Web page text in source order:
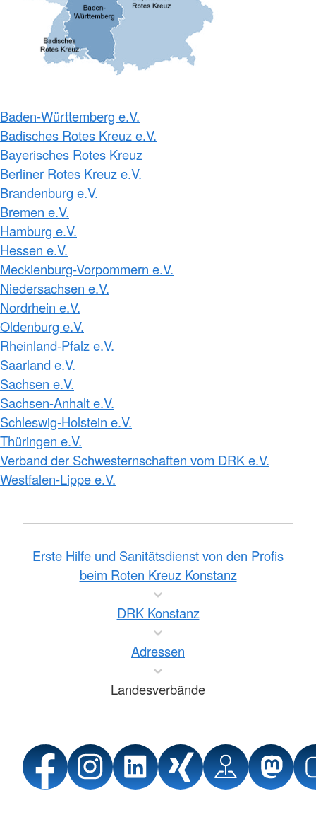
Baden-Württemberg e.V.
Badisches Rotes Kreuz e.V.
Bayerisches Rotes Kreuz
Berliner Rotes Kreuz e.V.
Brandenburg e.V.
Bremen e.V.
Hamburg e.V.
Hessen e.V.
Mecklenburg-Vorpommern e.V.
Niedersachsen e.V.
Nordrhein e.V.
Oldenburg e.V.
Rheinland-Pfalz e.V.
Saarland e.V.
Sachsen e.V.
Sachsen-Anhalt e.V.
Schleswig-Holstein e.V.
Thüringen e.V.
Verband der Schwesternschaften vom DRK e.V.
Westfalen-Lippe e.V.
Erste Hilfe und Sanitätsdienst von den Profis
beim Roten Kreuz Konstanz
DRK Konstanz
Adressen
Landesverbände